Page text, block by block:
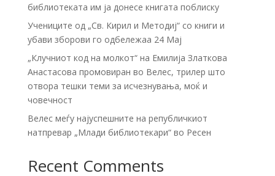
библиотеката им ја донесе книгата поблиску
Учениците од „Св. Кирил и Методиј“ со книги и
убави зборови го одбележаа 24 Мај
„Клучниот код на молкот“ на Емилија Златкова
Анастасова промовиран во Велес, трилер што
отвора тешки теми за исчезнувања, моќ и
човечност
Велес меѓу најуспешните на републичкиот
натпревар „Млади библиотекари“ во Ресен
Recent Comments